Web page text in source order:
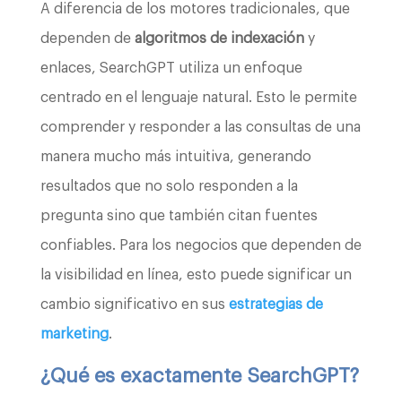
A diferencia de los motores tradicionales, que
dependen de algoritmos de indexacióny
enlaces, SearchGPT utiliza un enfoque
centrado en el lenguaje natural. Esto le permite
comprender y responder a las consultas de una
manera mucho más intuitiva, generando
resultados que no solo responden a la
pregunta sino que también citan fuentes
confiables. Para los negocios que dependen de
la visibilidad en línea, esto puede significar un
cambio significativo en sus estrategias de
marketing.
¿Qué es exactamente SearchGPT?